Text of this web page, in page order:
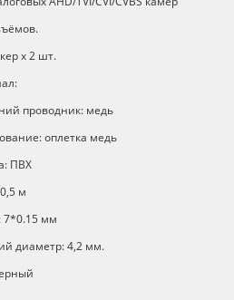
х 2 шт.
проводник: медь
оплетка медь
ПВХ
м
7*0.15 мм
диаметр: 4,2 мм.